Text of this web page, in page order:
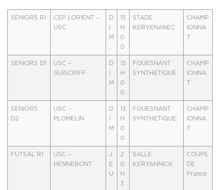
SENIORS R1
CEP LORIENT –
USC
D
M
.
15
H
0
0
STADE
KERVENANEC
CHAMP
IONNA
SENIORS D1
USC –
GUISCRIFF
D
M
15
H
0
0
FOUESNANT
SYNTHETIQUE
CHAMP
IONNA
SENIORS
D2
USC –
PLOMELIN
D
M
.
13
H
0
0
FOUESNANT
SYNTHETIQUE
CHAMP
IONNA
FUTSAL R1
USC –
HENNEBONT
J
E
U
2
0
H
3
SALLE
KERYANNICK
COUPE
DE
France